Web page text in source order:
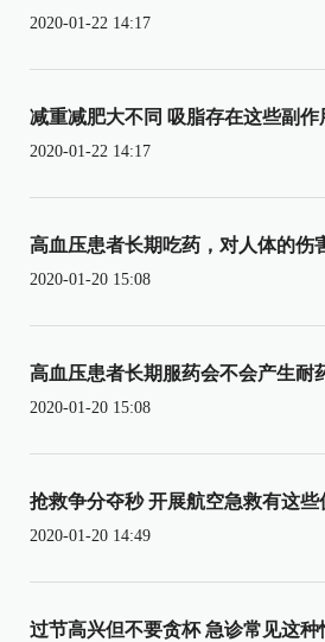
2020-01-22 14:17
减重减肥大不同 吸脂存在这些副作
2020-01-22 14:17
高血压患者长期吃药，对人体的伤
2020-01-20 15:08
高血压患者长期服药会不会产生耐
2020-01-20 15:08
抢救争分夺秒 开展航空急救有这些
2020-01-20 14:49
过节高兴但不要贪杯 急诊常见这种